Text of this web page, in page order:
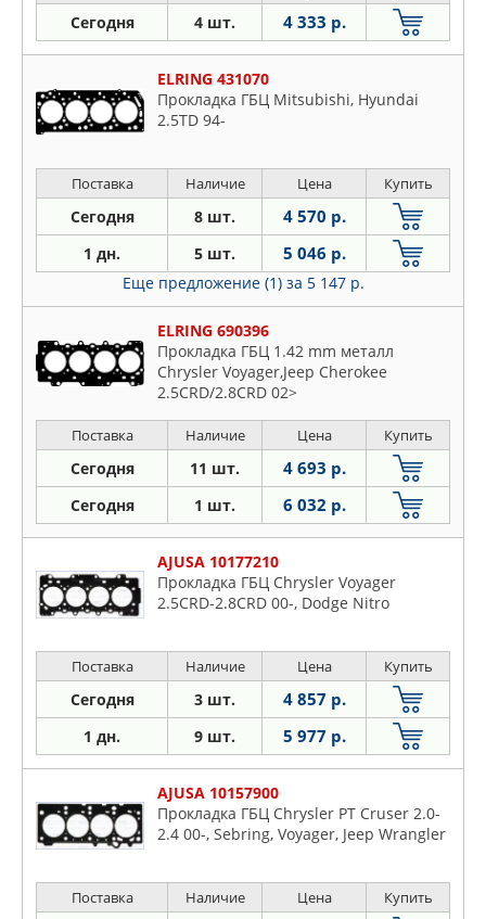
Сегодня 4 шт. 4 333 р.
ELRING 431070
Прокладка ГБЦ Mitsubishi, Hyundai
2.5TD 94-
Поставка Наличие Цена Купить
Сегодня 8 шт. 4 570 р.
1 дн. 5 шт. 5 046 р.
Еще предложение (1) за 5 147 р.
ELRING 690396
Прокладка ГБЦ 1.42 mm металл
Chrysler Voyager,Jeep Cherokee
2.5CRD/2.8СRD 02>
Поставка Наличие Цена Купить
Сегодня 11 шт. 4 693 р.
Сегодня 1 шт. 6 032 р.
AJUSA 10177210
Прокладка ГБЦ Chrysler Voyager
2.5CRD-2.8CRD 00-, Dodge Nitro
Поставка Наличие Цена Купить
Сегодня 3 шт. 4 857 р.
1 дн. 9 шт. 5 977 р.
AJUSA 10157900
Прокладка ГБЦ Chrysler PT Cruser 2.0-
2.4 00-, Sebring, Voyager, Jeep Wrangler
Поставка Наличие Цена Купить